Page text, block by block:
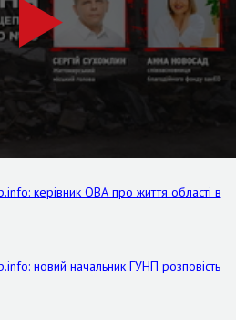
керівник ОВА про життя області в
новий начальник ГУНП розповість